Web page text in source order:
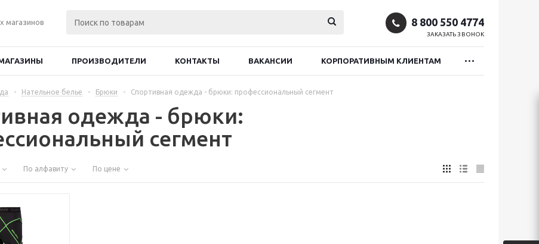
магазинов 8 800 550 4774
ЗАКАЗАТЬ ЗВОНОК
ПРОИЗВОДИТЕЛИ КОНТАКТЫ ВАКАНСИИ КОРПОРАТИВНЫМ КЛИЕНТАМ
- Нательное белье - Брюки - Спортивная одежда - брюки: профессиональный сегмент
одежда - брюки:
сегмент
По алфавиту По цене